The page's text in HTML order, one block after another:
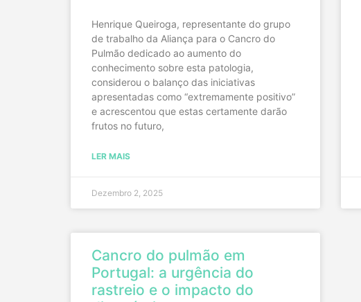
Henrique Queiroga, representante do grupo
de trabalho da Aliança para o Cancro do
Pulmão dedicado ao aumento do
conhecimento sobre esta patologia,
considerou o balanço das iniciativas
apresentadas como “extremamente positivo”
e acrescentou que estas certamente darão
frutos no futuro,
LER MAIS
Dezembro 2, 2025
Cancro do pulmão em
Portugal: a urgência do
rastreio e o impacto do